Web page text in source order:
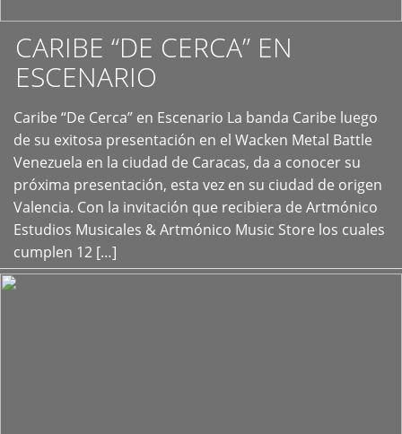
CARIBE “DE CERCA” EN
ESCENARIO
Caribe “De Cerca” en Escenario La banda Caribe luego
de su exitosa presentación en el Wacken Metal Battle
Venezuela en la ciudad de Caracas, da a conocer su
próxima presentación, esta vez en su ciudad de origen
Valencia. Con la invitación que recibiera de Artmónico
Estudios Musicales & Artmónico Music Store los cuales
cumplen 12 […]
+